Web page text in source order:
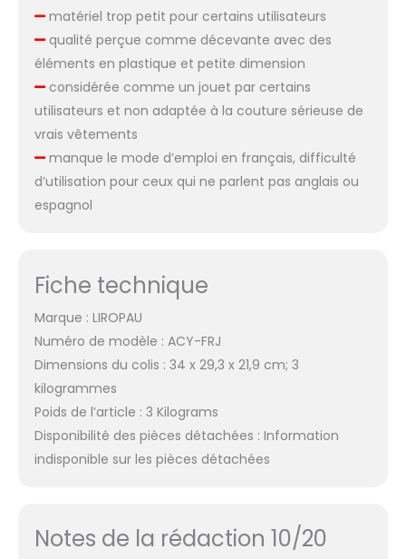
matériel trop petit pour certains utilisateurs
qualité perçue comme décevante avec des
éléments en plastique et petite dimension
considérée comme un jouet par certains
utilisateurs et non adaptée à la couture sérieuse de
vrais vêtements
manque le mode d’emploi en français, difficulté
d’utilisation pour ceux qui ne parlent pas anglais ou
espagnol
Fiche technique
Marque : LIROPAU
Numéro de modèle : ACY-FRJ
Dimensions du colis : 34 x 29,3 x 21,9 cm; 3
kilogrammes
Poids de l’article : 3 Kilograms
Disponibilité des pièces détachées : Information
indisponible sur les pièces détachées
Notes de la rédaction 10/20